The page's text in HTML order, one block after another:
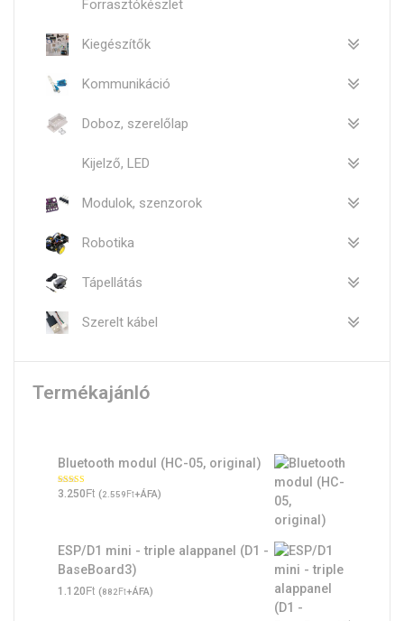
Forrasztókészlet
Kiegészítők
Kommunikáció
Doboz, szerelőlap
Kijelző, LED
Modulok, szenzorok
Robotika
Tápellátás
Szerelt kábel
Termékajánló
Bluetooth modul (HC-05, original)
Értékelés:
5.00/ 5
3.250Ft (2.559Ft+ÁFA)
ESP/D1 mini - triple alappanel (D1 -
BaseBoard3)
1.120Ft (882Ft+ÁFA)